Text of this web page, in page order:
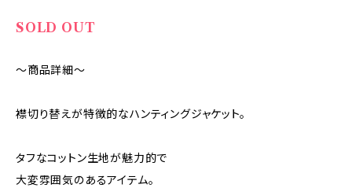
SOLD OUT
～商品詳細～
襟切り替えが特徴的なハンティングジャケット。
タフなコットン生地が魅力的で
大変雰囲気のあるアイテム。